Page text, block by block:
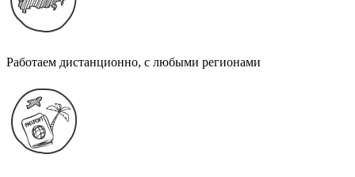
Работаем дистанционно, с любыми регионами